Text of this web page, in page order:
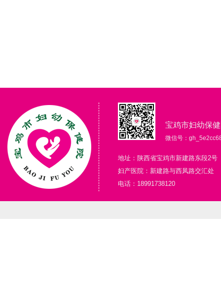
宝鸡市妇幼保
微信号：
地址：陕西省宝鸡市新建路东段2号
妇产医院：新建路与西凤路交汇处
电话：18991738120